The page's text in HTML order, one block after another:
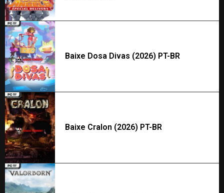
Baixe Dosa Divas (2026) PT-BR
Baixe Cralon (2026) PT-BR